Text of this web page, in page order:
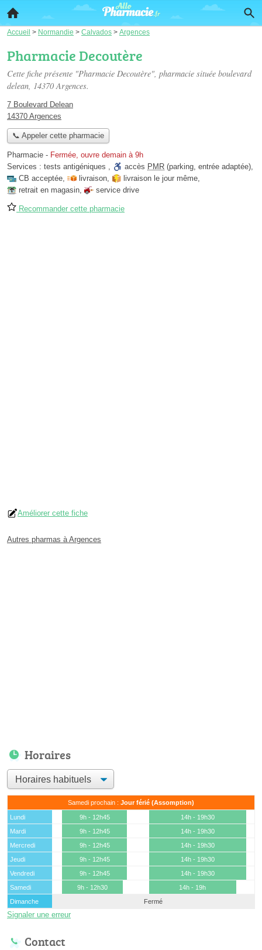
Accueil > Normandie > Calvados > Argences
Pharmacie Decoutère
Cette fiche présente "Pharmacie Decoutère", pharmacie située boulevard
delean, 14370 Argences.
7 Boulevard Delean
14370 Argences
📞 Appeler cette pharmacie
Pharmacie - Fermée, ouvre demain à 9h
Services : tests antigéniques , accès PMR (parking, entrée adaptée),
CB acceptée, livraison, livraison le jour même,
retrait en magasin, service drive
Recommander cette pharmacie
Améliorer cette fiche
Autres pharmas à Argences
Horaires
Samedi prochain : Jour férié (Assomption)
Lundi 9h - 12h45
14h - 19h30
Mardi
9h - 12h45
14h - 19h30
Mercredi
9h - 12h45
14h - 19h30
Jeudi
9h - 12h45
14h - 19h30
Vendredi
9h - 12h45
14h - 19h30
Samedi
9h - 12h30
14h - 19h
Dimanche
Fermé
Signaler une erreur
Contact